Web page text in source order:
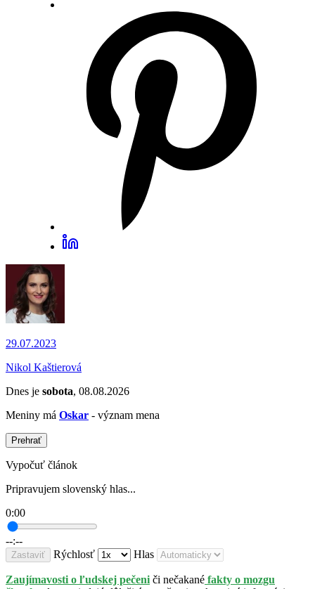
29.07.2023
Nikol Kaštierová
Dnes je sobota, 08.08.2026
Meniny má Oskar - význam mena
Prehrať
Vypočuť článok
Pripravujem slovenský hlas...
0:00
--:--
Zastaviť Rýchlosť Hlas
Zaujímavosti o ľudskej pečeniči nečakané fakty o mozgu